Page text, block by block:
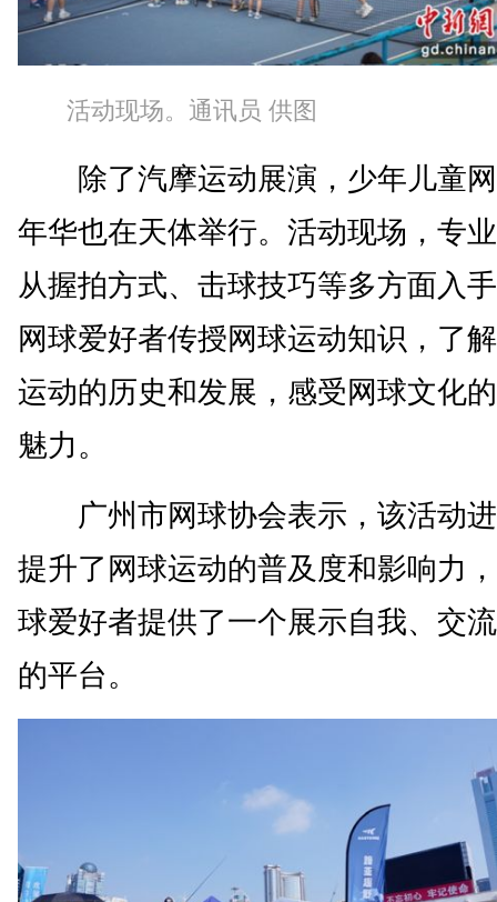
活动现场。通讯员 供图
除了汽摩运动展演，少年儿童
年华也在天体举行。活动现场，专
从握拍方式、击球技巧等多方面入
网球爱好者传授网球运动知识，了
运动的历史和发展，感受网球文化
魅力。
广州市网球协会表示，该活动
提升了网球运动的普及度和影响力
球爱好者提供了一个展示自我、交
的平台。